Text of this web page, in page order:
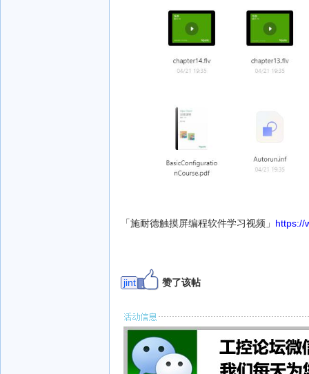
「施耐德触摸屏编程软件学习视频」 https://
jint 赞了该帖